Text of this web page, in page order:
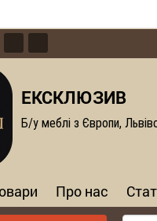
ЕКСКЛЮЗИВ
Б/у меблі з Європи,
Про нас